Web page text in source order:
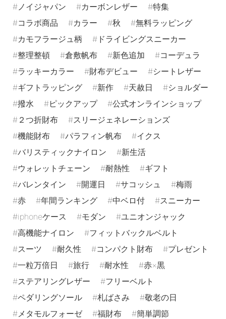
ノイジャパン
カーボンレザー
特集
コラボ商品
カラー 秋
無料ラッピング
カモフラージュ柄
ドライビングスニーカー
整理整頓
倉敷帆布 新色追加
コーデュラ
ラッキーカラー
財布デビュー
シートレザー
ギフトラッピング
新作 天赦日
ショルダー
撥水
ピックアップ
公式オンラインショップ
２つ折財布
スリージェネレーションズ
機能財布
パラフィン帆布
イクス
バリスティックナイロン
新生活
ウォレットチェーン
耐熱性
ギフト
バレンタイン
開運日 サコッシュ
梅雨
赤
年間ランキング 中ベロ付
スニーカー
iphoneケース
モダン
ユニオンジャック
高機能ナイロン
フィットバックルベルト
スーツ
耐久性 コンパクト財布
プレゼント
一粒万倍日
旅行 耐水性
赤×黒
ステアリングレザー
フリーベルト
ペダリングソール
札ばさみ
敬老の日
メタモルフォーゼ
福財布
簡単調節